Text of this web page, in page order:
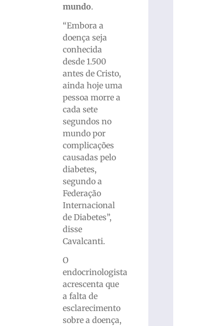
mundo.
“Embora a
doença seja
conhecida
desde 1.500
antes de Cristo,
ainda hoje uma
pessoa morre a
cada sete
segundos no
mundo por
complicações
causadas pelo
diabetes,
segundo a
Federação
Internacional
de Diabetes”,
disse
Cavalcanti.
O
endocrinologista
acrescenta que
a falta de
esclarecimento
sobre a doença,